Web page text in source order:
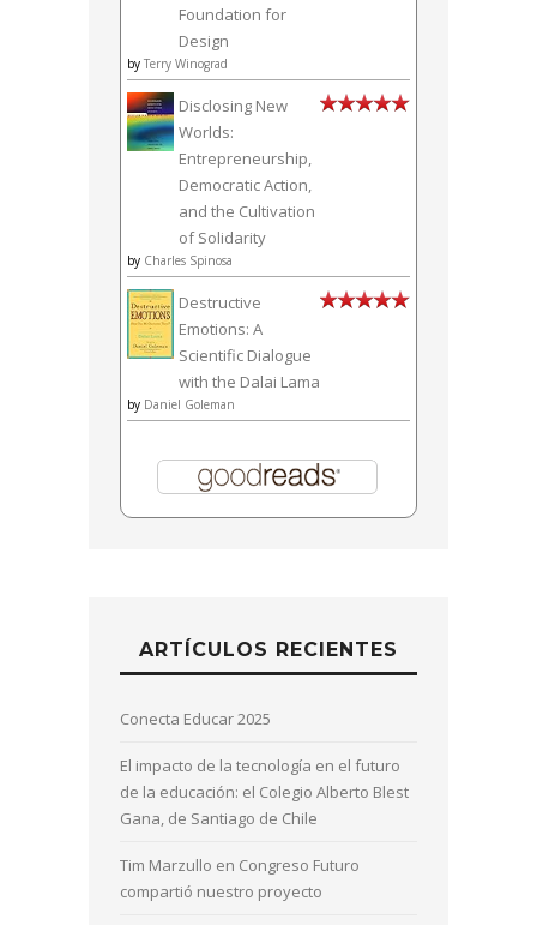
Foundation for
Design
by Terry Winograd
Disclosing New
Worlds:
Entrepreneurship,
Democratic Action,
and the Cultivation
of Solidarity
by Charles Spinosa
Destructive
Emotions: A
Scientific Dialogue
with the Dalai Lama
by Daniel Goleman
ARTÍCULOS RECIENTES
Conecta Educar 2025
El impacto de la tecnología en el futuro
de la educación: el Colegio Alberto Blest
Gana, de Santiago de Chile
Tim Marzullo en Congreso Futuro
compartió nuestro proyecto